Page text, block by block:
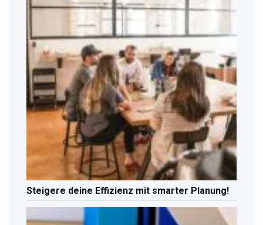
Steigere deine Effizienz mit smarter Planung!